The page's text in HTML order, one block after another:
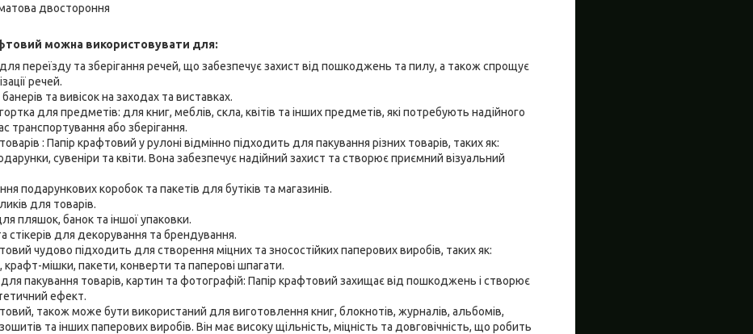
двостороння
можна використовувати для:
переїзду та зберігання речей, що забезпечує захист від пошкоджень та пилу, а також спрощує
речей.
та вивісок на заходах та виставках.
для предметів: для книг, меблів, скла, квітів та інших предметів, які потребують надійного
транспортування або зберігання.
: Папір крафтовий у рулоні відмінно підходить для пакування різних товарів, таких як:
сувеніри та квіти. Вона забезпечує надійний захист та створює приємний візуальний
подарункових коробок та пакетів для бутіків та магазинів.
для товарів.
пляшок, банок та іншої упаковки.
стікерів для декорування та брендування.
чудово підходить для створення міцних та зносостійких паперових виробів, таких як:
мішки, пакети, конверти та паперові шпагати.
пакування товарів, картин та фотографій: Папір крафтовий захищає від пошкоджень і створює
ефект.
також може бути використаний для виготовлення книг, блокнотів, журналів, альбомів,
та інших паперових виробів. Він має високу щільність, міцність та довговічність, що робить